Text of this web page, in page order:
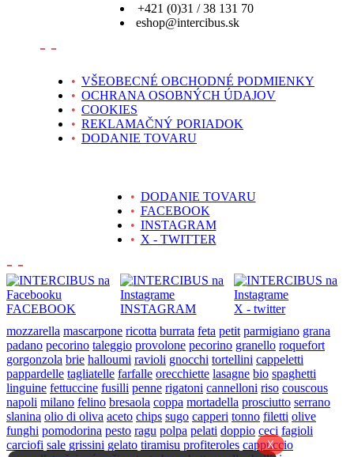
+421 (0)31 / 38 131 70
eshop@intercibus.sk
- -
• VŠEOBECNÉ OBCHODNÉ PODMIENKY
• OCHRANA OSOBNÝCH ÚDAJOV
• COOKIES
• REKLAMAČNÝ PORIADOK
• DODANIE TOVARU
• DODANIE TOVARU
• FACEBOOK
• INSTAGRAM
• X - TWITTER
- -
FACEBOOK INSTAGRAM
X - twitter
mozzarella mascarpone ricotta burrata feta petit parmigiano grana
padano pecorino taleggio provolone pecorino granello roquefort
gorgonzola brie halloumi ravioli gnocchi tortellini cappeletti
pappardelle tagliatelle farfalle orecchiette lasagne bio spaghetti
linguine fettuccine fusilli penne rigatoni cannelloni riso couscous
napoli milano felino bresaola coppa mortadella prosciutto serrano
slanina olio di oliva aceto chips sugo capperi tonno filetti olive
funghi pomodorina pesto ragu polpa pelati doppio ceci fagioli
carciofi sale grissini gelato tiramisu profiteroles cappuccio
X